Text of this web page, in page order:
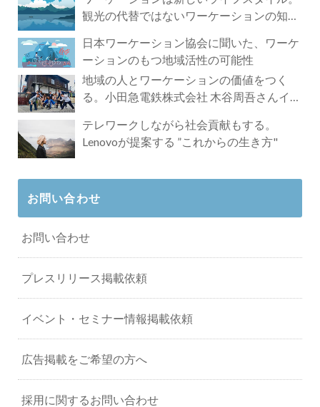
観光の代替ではないワーケーションの知ら
日本ワーケーション協会に聞いた、ワーケ
ーションのもつ地域活性の可能性
地域の人とワーケーションの価値をつく
る。小田急電鉄株式会社 木谷周吾さんイン
テレワークしながら社会貢献もする。
Lenovoが提案する ”これからの生き方"
お問い合わせ
お問い合わせ
プレスリリース掲載依頼
イベント・セミナー情報掲載依頼
広告掲載をご希望の方へ
採用に関するお問い合わせ